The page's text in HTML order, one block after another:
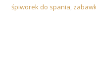
śpiworek do spania,